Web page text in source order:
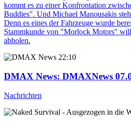
kommt es zu einer Konfrontation
Buddies". Und Michael Manousakis
Denn es eines der Fahrzeuge wurde
Stammkunde von "Morlock Motors"
abholen.
22:10
DMAX News: DMAXNews
Nachrichten